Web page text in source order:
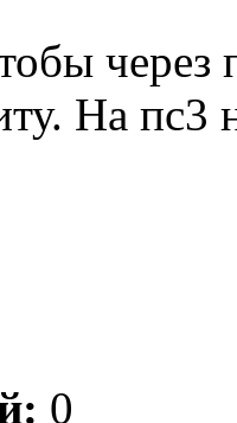
На пс3
0